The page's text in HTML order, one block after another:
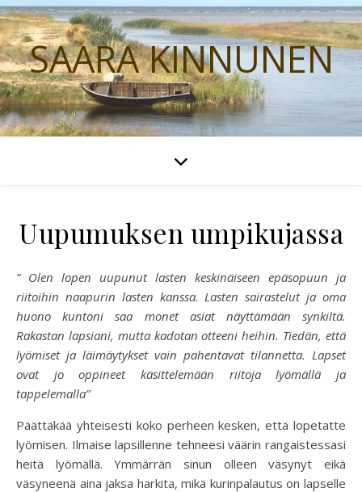
SAARA KINNUNEN
Uupumuksen umpikujassa
” Olen lopen uupunut lasten keskinäiseen epäsopuun ja
riitoihin naapurin lasten kanssa. Lasten sairastelut ja oma
huono kuntoni saa monet asiat näyttämään synkiltä.
Rakastan lapsiani, mutta kadotan otteeni heihin. Tiedän, että
lyömiset ja läimäytykset vain pahentavat tilannetta. Lapset
ovat jo oppineet käsittelemään riitoja lyömällä ja
tappelemalla”
Päättäkää yhteisesti koko perheen kesken, että lopetatte
lyömisen. Ilmaise lapsillenne tehneesi väärin rangaistessasi
heitä lyömällä. Ymmärrän sinun olleen väsynyt eikä
väsyneenä aina jaksa harkita, mikä kurinpalautus on lapselle